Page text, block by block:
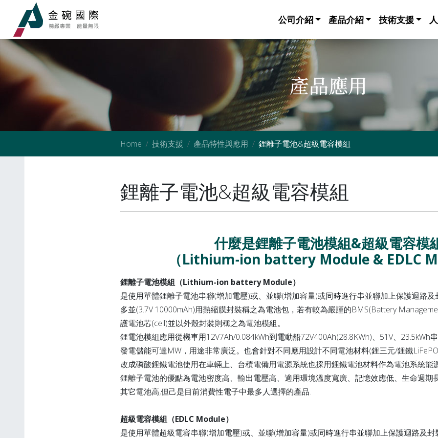
公司介紹 產品介紹 技術支援
產品應用
Home 技術支援 產品特性與應用 鋰離子電池&超級電容模組
鋰離子電池&超級電容模組
什麼是鋰離子電池模組&超級電容模
（Lithium-ion battery Module & EDLC
鋰離子電池模組（Lithium-ion battery Module）
是使用單體鋰離子電池串聯(增加電壓)或、並聯(增加容量)或同時進行串並聯加上保護迴路
多並(3.7V 10000mAh)用熱縮膜封裝稱之為電池包，若有較為嚴謹的BMS(Battery
護電池芯(cell)並以外殼封裝則稱之為電池模組。
鋰電池模組應用從機車用12V7Ah/0.084kWh到電動船72V400Ah(28.8KWh)、51V、23.5kWh
發電儲能可達MW，用途非常廣泛。也會針對不同應用設計不同電池材料(鋰三元/鋰鐵
改成磷酸鋰鐵電池使用在車輛上、台積電備用電源系統也採用鋰鐵電池材料作為電池系統能
鋰離子電池的優點為電池密度高、輸出電壓高、適用環境溫度寬廣、記憶效應低、生命週期
其它電池高,但己是目前消費性電子中最多人選擇的產品.
超級電容模組（EDLC Module）
是使用單體超級電容串聯(增加電壓)或、並聯(增加容量)或同時進行串並聯加上保護迴路及